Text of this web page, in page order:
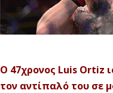
Ο 47χρονος Luis Ortiz
τον αντίπαλό του σε